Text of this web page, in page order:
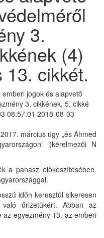
3.
(4)
13. cikkét.
jogok és alapvető
3. cikkének, 5. cikké
08:57:01 2018-08-03
március ügy „és Ahmed
(kérelmezői N
a panasz előkészítésében.
időn keresztül sikeresen
őrizetükért. Abban az
egyezmény 13. az emberi